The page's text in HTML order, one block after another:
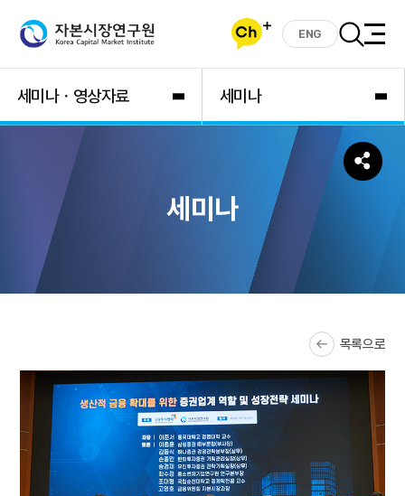
ENG
세미나ㆍ영상자료 세미나
세미나
목록으로